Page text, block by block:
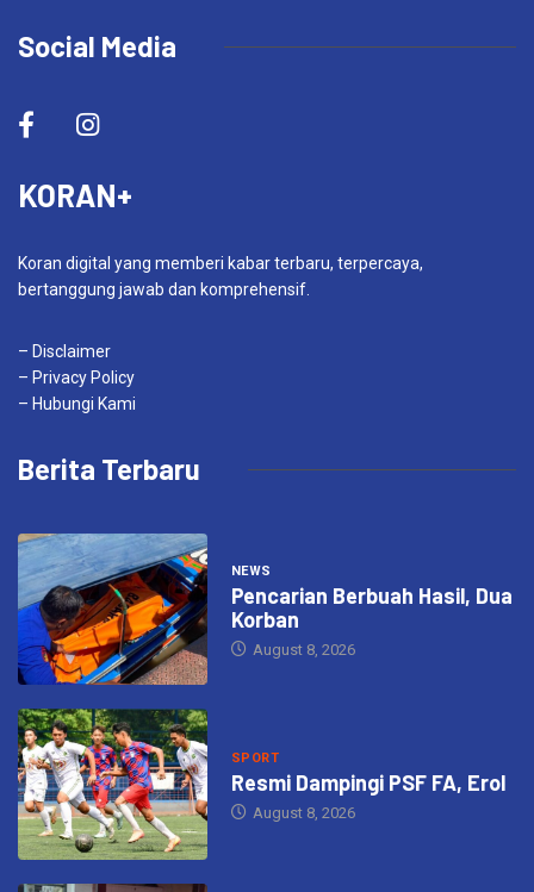
Social Media
KORAN+
Koran digital yang memberi kabar terbaru, terpercaya,
bertanggung jawab dan komprehensif.
– Disclaimer
– Privacy Policy
– Hubungi Kami
Berita Terbaru
NEWS
Pencarian Berbuah Hasil, Dua
Korban
August 8, 2026
SPORT
Resmi Dampingi PSF FA, Erol
August 8, 2026